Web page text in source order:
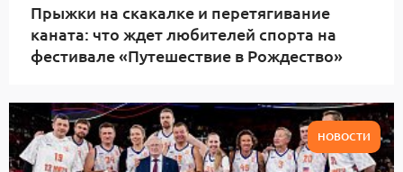
Прыжки на скакалке и перетягивание
каната: что ждет любителей спорта на
фестивале «Путешествие в Рождество»
НОВОСТИ